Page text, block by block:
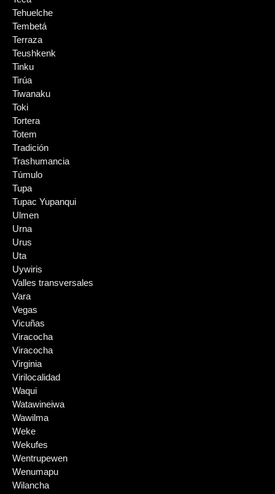
Tehuelche
Tembetá
Terraza
Teushkenk
Tinku
Tirúa
Tiwanaku
Toki
Tortera
Totem
Tradición
Trashumancia
Túmulo
Tupa
Tupac Yupanqui
Ulmen
Urna
Urus
Uta
Uywiris
Valles transversales
Vara
Vegas
Vicuñas
Viracocha
Viracocha
Virginia
Virilocalidad
Waqui
Watawineiwa
Wawilma
Weke
Wekufes
Wentrupewen
Wenumapu
Wilancha